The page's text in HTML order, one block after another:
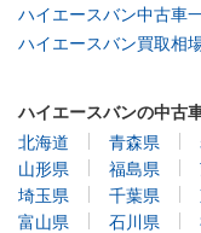
ハイエースバン中古車
ハイエースバン買取相
ハイエースバンの中古
北海道
青森県
山形県
福島県
埼玉県
千葉県
富山県
石川県